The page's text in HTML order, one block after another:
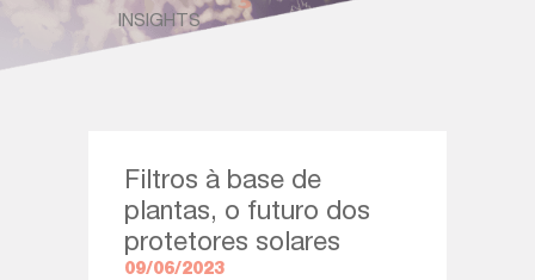
INSIGHTS
Filtros à base de
plantas, o futuro dos
protetores solares
09/06/2023